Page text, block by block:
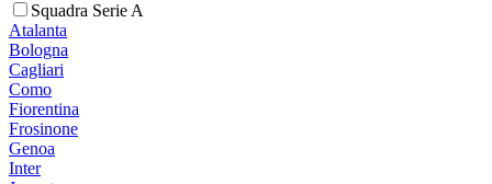
Squadra Serie A
Atalanta
Bologna
Cagliari
Como
Fiorentina
Frosinone
Genoa
Inter